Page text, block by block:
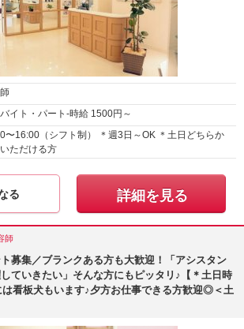
イト・パート-時給 1500円～
〜16:00（シフト制） ＊週3日～OK ＊土日どちらか
ただける方
る 詳細を見る
師
募集／ブランクある方も大歓迎！「アシスタン
ていきたい」そんな方にもピッタリ♪【＊土日時
は看板犬もいます♪夕方お仕事できる方歓迎◎＜土